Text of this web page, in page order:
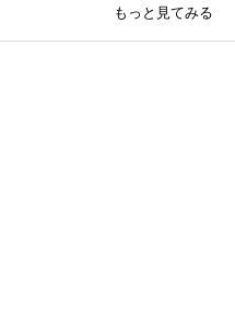
もっと見てみる